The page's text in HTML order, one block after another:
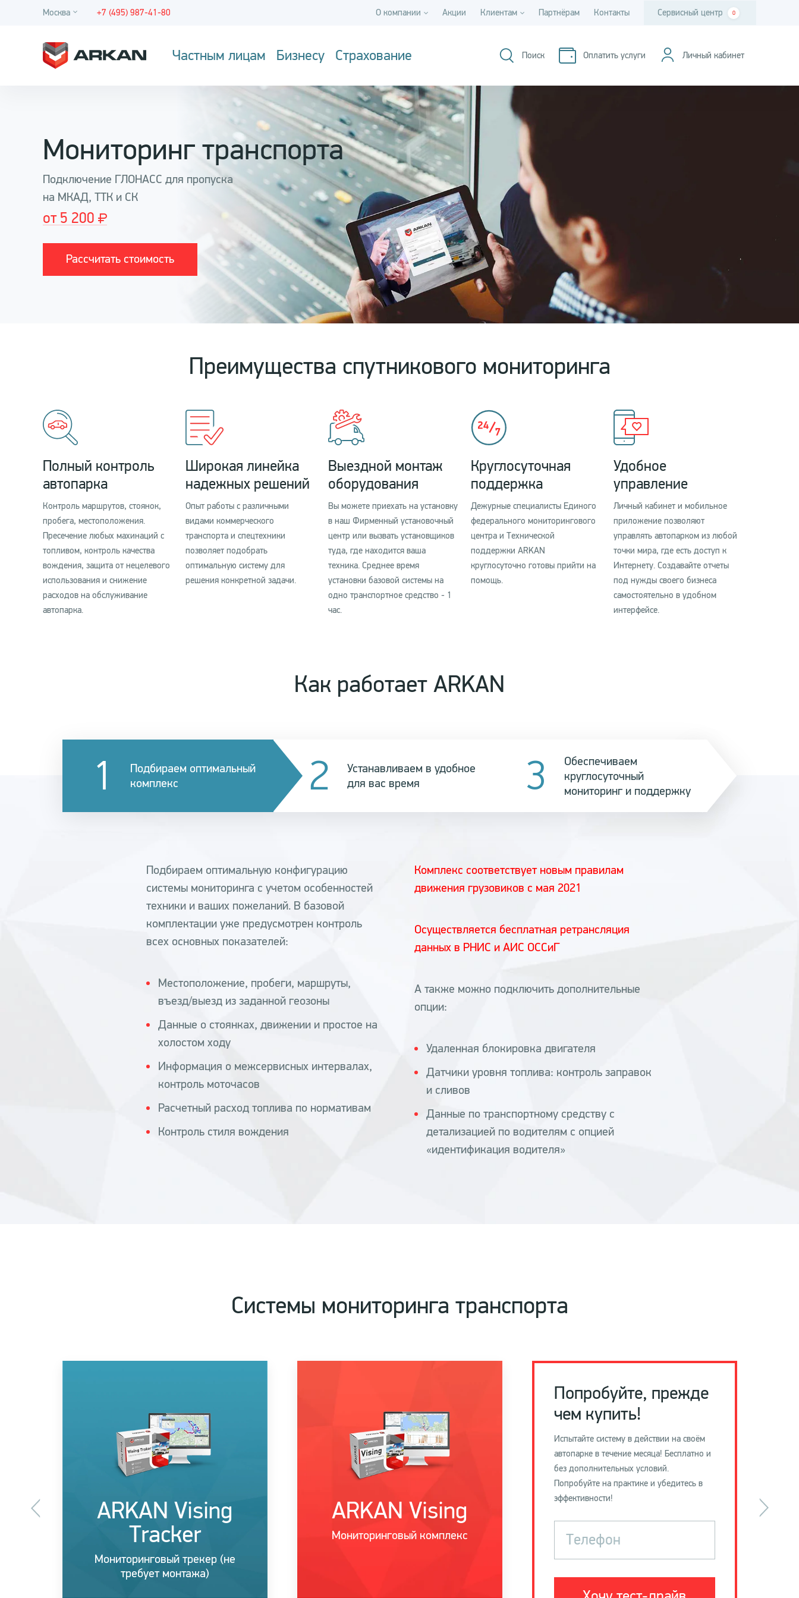
Москва +7 (495) 987-41-80 О компании Акции Клиентам Партнёрам Контакты Сервисный центр 0
Частным лицам Бизнесу Страхование Поиск Оплатить услуги Личный кабинет
Мониторинг транспорта
Подключение ГЛОНАСС для пропуска
на МКАД, ТТК и СК
от 5 200
Рассчитать стоимость
Преимущества спутникового мониторинга
Полный контроль
автопарка
Контроль маршрутов, стоянок,
пробега, местоположения.
Пресечение любых махинаций с
топливом, контроль качества
вождения, защита от нецелевого
использования и снижение
расходов на обслуживание
автопарка.
Широкая линейка
надежных решений
Опыт работы с различными
видами коммерческого
транспорта и спецтехники
позволяет подобрать
оптимальную систему для
решения конкретной задачи.
Выездной монтаж
оборудования
Вы можете приехать на установку
в наш Фирменный установочный
центр или вызвать установщиков
туда, где находится ваша
техника. Среднее время
установки базовой системы на
одно транспортное средство - 1
час.
Круглосуточная
поддержка
Дежурные специалисты Единого
федерального мониторингового
центра и Технической
поддержки ARKAN
круглосуточно готовы прийти на
помощь.
Удобное
управление
Личный кабинет и мобильное
приложение позволяют
управлять автопарком из любой
точки мира, где есть доступ к
Интернету. Создавайте отчеты
под нужды своего бизнеса
самостоятельно в удобном
интерфейсе.
Как работает ARKAN
Подбираем оптимальный
комплекс
Устанавливаем в удобное
для вас время
Обеспечиваем
круглосуточный
мониторинг и поддержку
Подбираем оптимальную конфигурацию
системы мониторинга с учетом особенностей
техники и ваших пожеланий. В базовой
комплектации уже предусмотрен контроль
всех основных показателей:
Местоположение, пробеги, маршруты,
въезд/выезд из заданной геозоны
Данные о стоянках, движении и простое на
холостом ходу
Информация о межсервисных интервалах,
контроль моточасов
Расчетный расход топлива по нормативам
Контроль стиля вождения
Комплекс соответствует новым правилам
движения грузовиков с мая 2021
Осуществляется бесплатная ретрансляция
данных в РНИС и АИС ОССиГ
А также можно подключить дополнительные
опции:
Удаленная блокировка двигателя
Датчики уровня топлива: контроль заправок
и сливов
Данные по транспортному средству с
детализацией по водителям с опцией
«идентификация водителя»
Системы мониторинга транспорта
ARKAN Vising
Tracker
Мониторинговый трекер (не
требует монтажа)
ARKAN Vising
Мониторинговый комплекс
Попробуйте, прежде
чем купить!
Испытайте систему в действии на своём
автопарке в течение месяца! Бесплатно и
без дополнительных условий.
Попробуйте на практике и убедитесь в
эффективности!
Телефон